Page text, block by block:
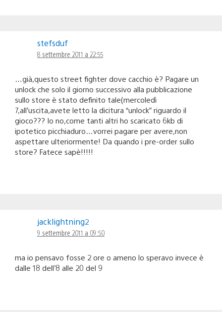
stefsduf
8 settembre 2011 a 22:55
…già,questo street fighter dove cacchio è? Pagare un
unlock che solo il giorno successivo alla pubblicazione
sullo store è stato definito tale(mercoledì
7,all’uscita,avete letto la dicitura “unlock” riguardo il
gioco??? Io no,come tanti altri ho scaricato 6kb di
ipotetico picchiaduro…vorrei pagare per avere,non
aspettare ulteriormente! Da quando i pre-order sullo
store? Fatece sapè!!!!!
jacklightning2
9 settembre 2011 a 09:50
ma io pensavo fosse 2 ore o ameno lo speravo invece è
dalle 18 dell’8 alle 20 del 9